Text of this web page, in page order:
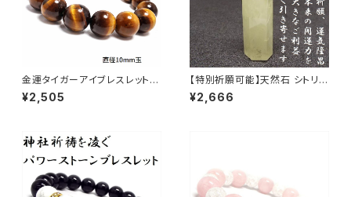
金運タイガーアイブレスレット
パワーストーン NS_B1-45
¥2,505
【特別祈願可能】天然石 シトリン
黄水晶 六角柱 ポイント 原石 N
S_PO096_1166【お届まで3〜
¥2,666